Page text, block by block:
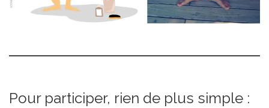
Pour participer, rien de plus simple :